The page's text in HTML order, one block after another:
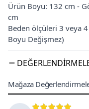
Ürün Boyu: 132 cm -
cm
Beden ölçüleri 3 veya
Boyu Değişmez)
Mağaza